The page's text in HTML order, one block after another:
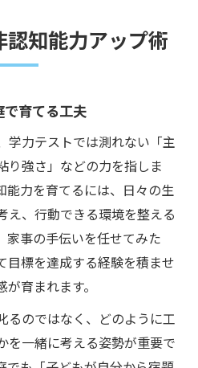
認知能力アップ術
育てる工夫
学力テストでは測れない「主
り強さ」などの力を指しま
能力を育てるには、日々の生
え、行動できる環境を整える
家事の手伝いを任せてみた
目標を達成する経験を積ませ
育まれます。
るのではなく、どのように工
を一緒に考える姿勢が重要で